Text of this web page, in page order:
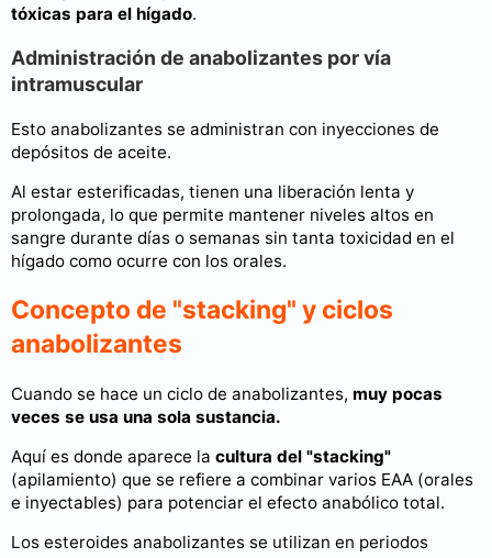
tóxicas para el hígado.
Administración de anabolizantes por vía
intramuscular
Esto anabolizantes se administran con inyecciones de
depósitos de aceite.
Al estar esterificadas, tienen una liberación lenta y
prolongada, lo que permite mantener niveles altos en
sangre durante días o semanas sin tanta toxicidad en el
hígado como ocurre con los orales.
Concepto de "stacking" y ciclos
anabolizantes
Cuando se hace un ciclo de anabolizantes, muy pocas
veces se usa una sola sustancia.
Aquí es donde aparece la cultura del "stacking"
(apilamiento) que se refiere a combinar varios EAA (orales
e inyectables) para potenciar el efecto anabólico total.
Los esteroides anabolizantes se utilizan en periodos